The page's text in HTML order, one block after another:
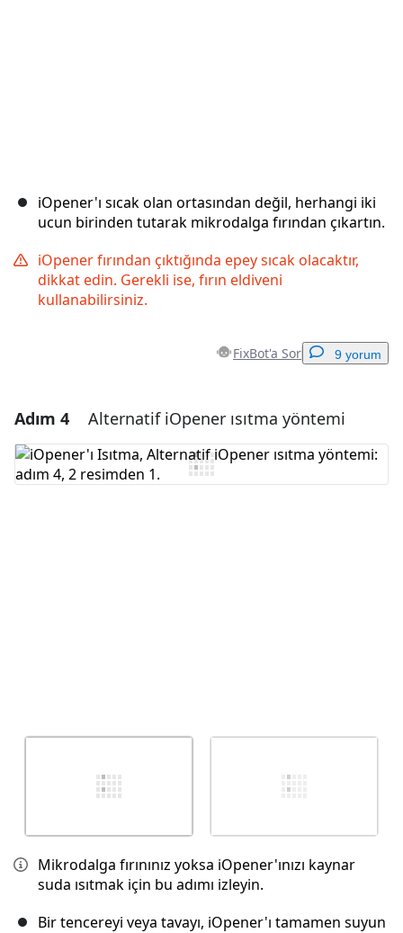
iOpener'ı sıcak olan ortasından değil, herhangi iki
ucun birinden tutarak mikrodalga fırından çıkartın.
iOpener fırından çıktığında epey sıcak olacaktır,
dikkat edin. Gerekli ise, fırın eldiveni
kullanabilirsiniz.
FixBot'a Sor 9 yorum
Yorum Ekle
Yorum Ekle
Adım 4 Alternatif iOpener ısıtma yöntemi
Mikrodalga fırınınız yoksa iOpener'ınızı kaynar
suda ısıtmak için bu adımı izleyin.
Bir tencereyi veya tavayı, iOpener'ı tamamen suyun